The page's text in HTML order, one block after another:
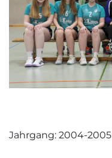
Jahrgang: 2004-2005